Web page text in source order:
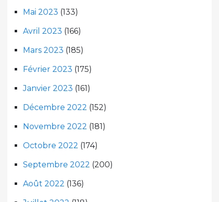
Mai 2023 (133)
Avril 2023 (166)
Mars 2023 (185)
Février 2023 (175)
Janvier 2023 (161)
Décembre 2022 (152)
Novembre 2022 (181)
Octobre 2022 (174)
Septembre 2022 (200)
Août 2022 (136)